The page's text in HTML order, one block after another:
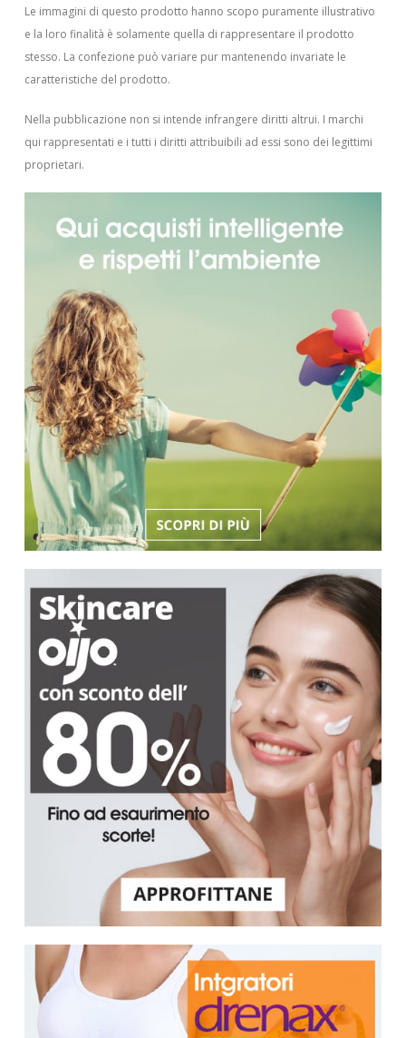
Le immagini di questo prodotto hanno scopo puramente illustrativo
e la loro finalità è solamente quella di rappresentare il prodotto
stesso. La confezione può variare pur mantenendo invariate le
caratteristiche del prodotto.
Nella pubblicazione non si intende infrangere diritti altrui. I marchi
qui rappresentati e i tutti i diritti attribuibili ad essi sono dei legittimi
proprietari.